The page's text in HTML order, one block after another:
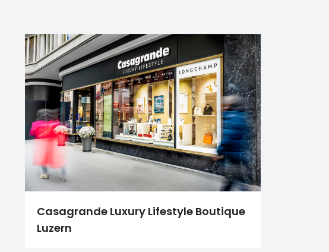
Casagrande Luxury Lifestyle Boutique
Luzern